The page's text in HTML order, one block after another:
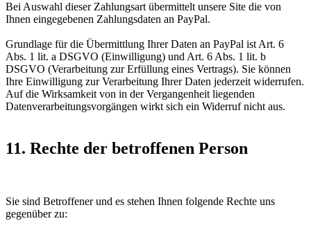
Bei Auswahl dieser Zahlungsart übermittelt unsere Site die von
Ihnen eingegebenen Zahlungsdaten an PayPal.
Grundlage für die Übermittlung Ihrer Daten an PayPal ist Art. 6
Abs. 1 lit. a DSGVO (Einwilligung) und Art. 6 Abs. 1 lit. b
DSGVO (Verarbeitung zur Erfüllung eines Vertrags). Sie können
Ihre Einwilligung zur Verarbeitung Ihrer Daten jederzeit widerrufen.
Auf die Wirksamkeit von in der Vergangenheit liegenden
Datenverarbeitungsvorgängen wirkt sich ein Widerruf nicht aus.
11. Rechte der betroffenen Person
Sie sind Betroffener und es stehen Ihnen folgende Rechte uns
gegenüber zu: